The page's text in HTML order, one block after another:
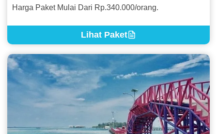
Harga Paket Mulai Dari Rp.340.000/orang.
Lihat Paket